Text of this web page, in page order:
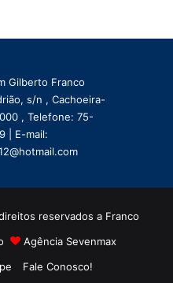
Gilberto Franco
s/n , Cachoeira-
, Telefone: 75-
| E-mail:
reservados a Franco
Agência Sevenmax
Fale Conosco!